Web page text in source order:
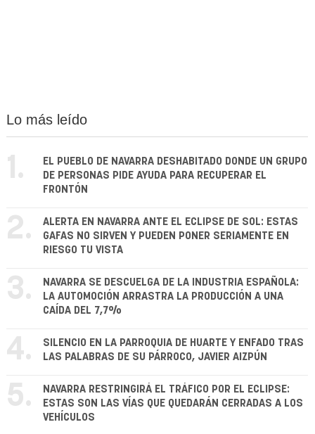
Lo más leído
1.
EL PUEBLO DE NAVARRA DESHABITADO DONDE UN GRUPO
DE PERSONAS PIDE AYUDA PARA RECUPERAR EL
FRONTÓN
2.
ALERTA EN NAVARRA ANTE EL ECLIPSE DE SOL: ESTAS
GAFAS NO SIRVEN Y PUEDEN PONER SERIAMENTE EN
RIESGO TU VISTA
3.
NAVARRA SE DESCUELGA DE LA INDUSTRIA ESPAÑOLA:
LA AUTOMOCIÓN ARRASTRA LA PRODUCCIÓN A UNA
CAÍDA DEL 7,7%
4.
SILENCIO EN LA PARROQUIA DE HUARTE Y ENFADO TRAS
LAS PALABRAS DE SU PÁRROCO, JAVIER AIZPÚN
5.
NAVARRA RESTRINGIRÁ EL TRÁFICO POR EL ECLIPSE:
ESTAS SON LAS VÍAS QUE QUEDARÁN CERRADAS A LOS
VEHÍCULOS